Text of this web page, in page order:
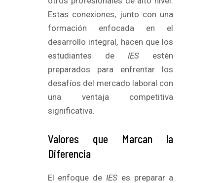
Estas conexiones, junto con una
formación enfocada en el
desarrollo integral, hacen que los
estudiantes deIES estén
preparados para enfrentar los
desafíos del mercado laboral con
una ventaja competitiva
significativa.
Valores que Marcan la
Diferencia
El enfoque de IES es preparar a